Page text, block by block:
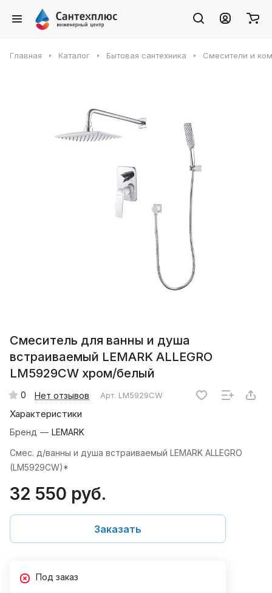
Главная Каталог Бытовая сантехника Смесители и
Смеситель для ванны и душа
встраиваемый LEMARK ALLEGRO
LM5929CW хром/белый
0 Нет отзывов Арт. LM5929CW
Характеристики
Бренд — LEMARK
Смес. д/ванны и душа встраиваемый LEMARK ALLEGRO
(LM5929CW)*
32 550 руб.
Заказать
Под заказ